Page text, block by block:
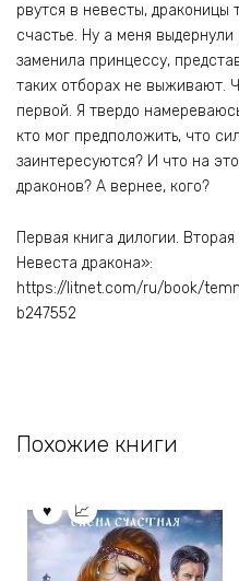
рвутся в невесты, драконицы
счастье. Ну а меня
заменила принцессу,
таких отборах не выживают.
первой. Я твердо
кто мог предположить, что
заинтересуются? И что на
драконов? А вернее, кого?
Первая книга дилогии.
Невеста дракона»:
https://litnet.com/ru/book/
b247552
Похожие книги